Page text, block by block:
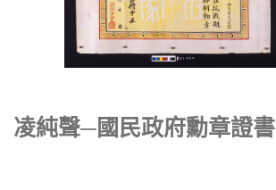
凌純聲─國民政府勳章證書